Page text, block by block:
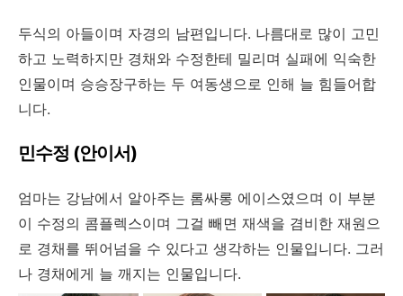
두식의 아들이며 자경의 남편입니다. 나름대로 많이 고민
하고 노력하지만 경채와 수정한테 밀리며 실패에 익숙한
인물이며 승승장구하는 두 여동생으로 인해 늘 힘들어합
니다.
민수정 (안이서)
엄마는 강남에서 알아주는 롬싸롱 에이스였으며 이 부분
이 수정의 콤플렉스이며 그걸 빼면 재색을 겸비한 재원으
로 경채를 뛰어넘을 수 있다고 생각하는 인물입니다. 그러
나 경채에게 늘 깨지는 인물입니다.